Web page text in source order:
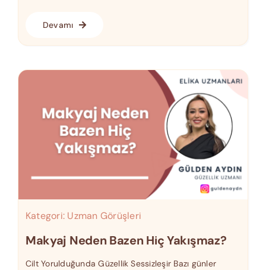
Devamı
Kategori: Uzman Görüşleri
Makyaj Neden Bazen Hiç Yakışmaz?
Cilt Yorulduğunda Güzellik Sessizleşir Bazı günler